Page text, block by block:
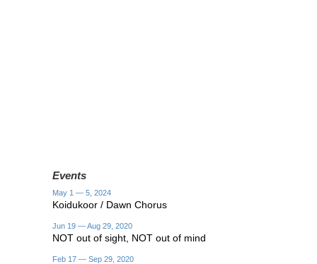
Events
May 1 — 5, 2024
Koidukoor / Dawn Chorus
Jun 19 — Aug 29, 2020
NOT out of sight, NOT out of mind
Feb 17 — Sep 29, 2020